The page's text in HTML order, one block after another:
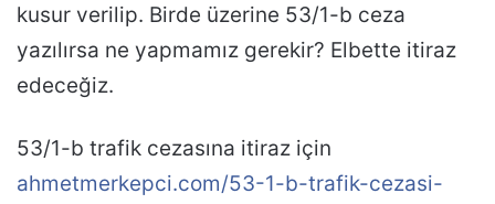
kusur verilip. Birde üzerine 53/1-b ceza
yazılırsa ne yapmamız gerekir? Elbette itiraz
edeceğiz.
53/1-b trafik cezasına itiraz için
ahmetmerkepci.com/53-1-b-trafik-cezasi-